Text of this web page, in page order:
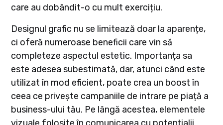
care au dobândit-o cu mult exercițiu.
Designul grafic nu se limitează doar la aparențe,
ci oferă numeroase beneficii care vin să
completeze aspectul estetic. Importanța sa
este adesea subestimată, dar, atunci când este
utilizat în mod eficient, poate crea un boost în
ceea ce privește campaniile de intrare pe piață a
business-ului tău. Pe lângă acestea, elementele